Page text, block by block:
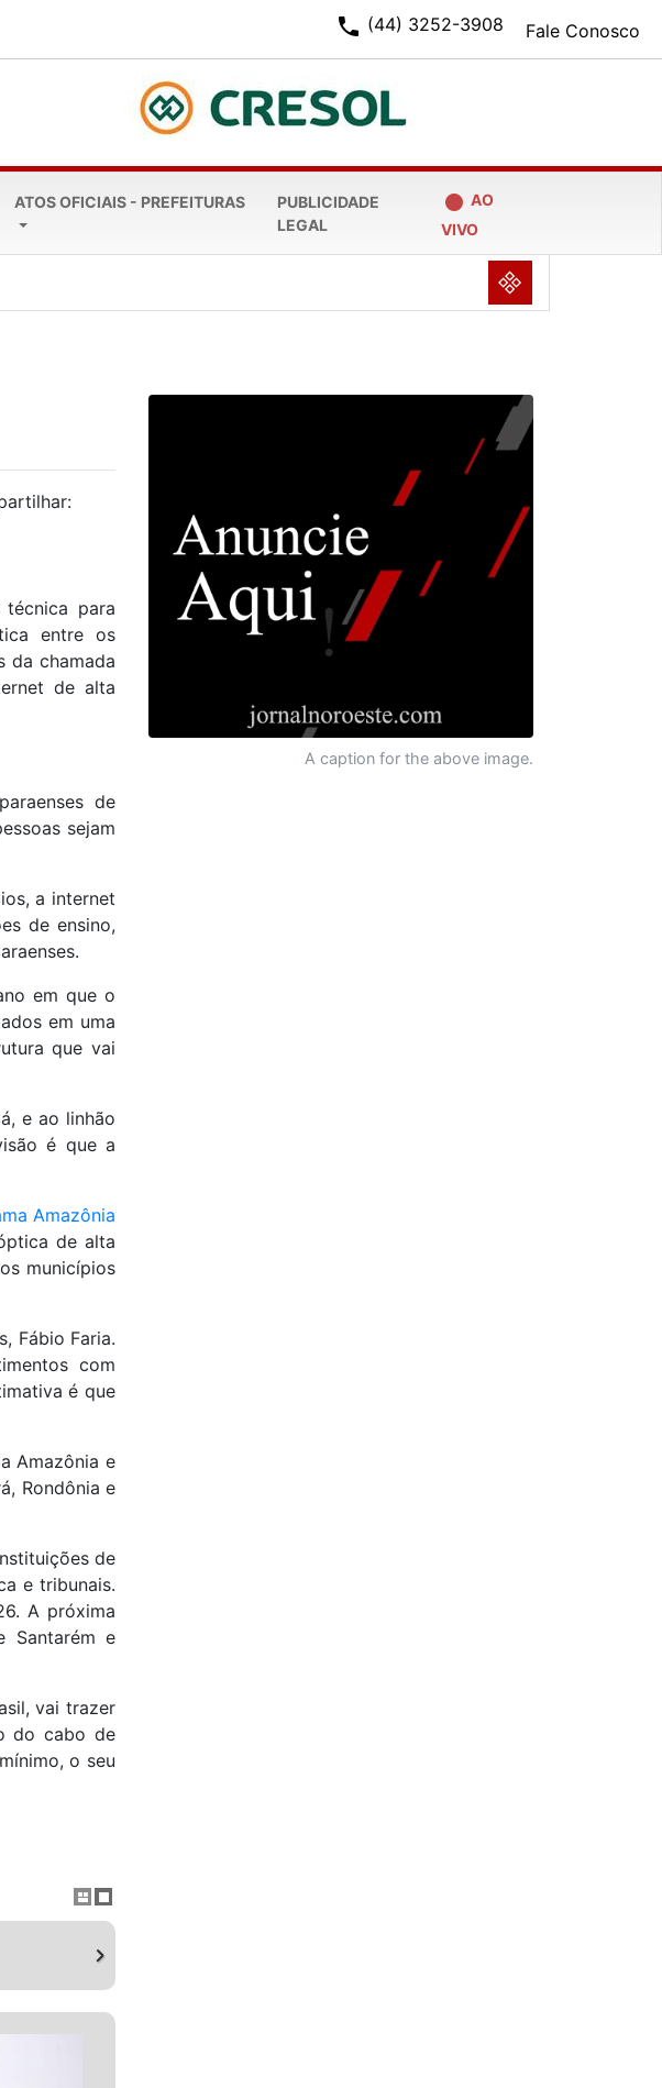
Fale Conosco
phone (44) 3252-3908
ATOS OFICIAIS - PREFEITURAS
PUBLICIDADE
LEGAL
fiber_manual_record AO
VIVO
NULL
para
entre os
da chamada
de alta
de
sejam
a internet
de ensino,
em que o
em uma
que vai
e ao linhão
é que a
Amazônia
de alta
municípios
Fábio Faria.
com
é que
Amazônia e
Rondônia e
de
e tribunais.
A próxima
Santarém e
vai trazer
do cabo de
o seu
A caption for the above image.